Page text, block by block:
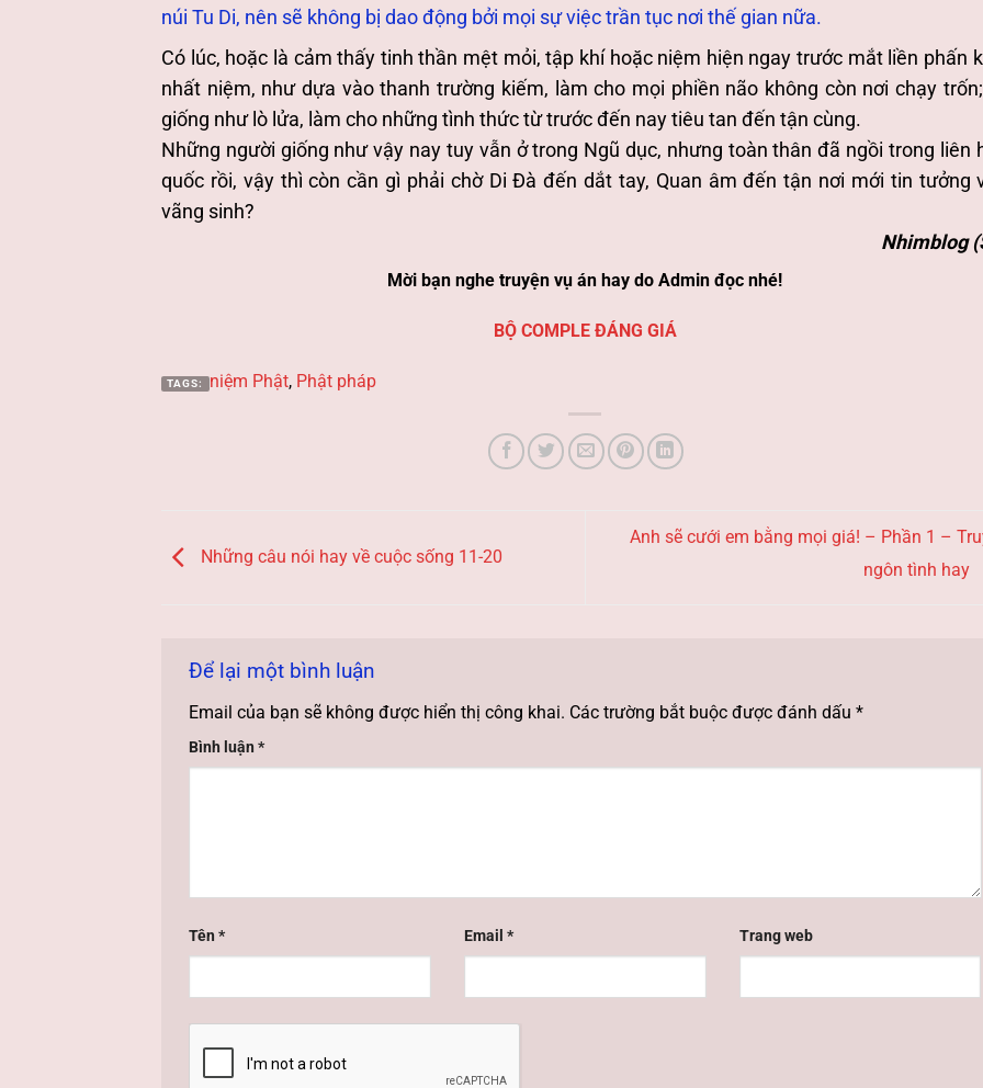
núi Tu Di, nên sẽ không bị dao động bởi mọi sự việc trần tục nơi thế gian nữa.
Có lúc, hoặc là cảm thấy tinh thần mệt mỏi, tập khí hoặc niệm hiện ngay trước mắt liền phấn
nhất niệm, như dựa vào thanh trường kiếm, làm cho mọi phiền não không còn nơi chạy
giống như lò lửa, làm cho những tình thức từ trước đến nay tiêu tan đến tận cùng.
Những người giống như vậy nay tuy vẫn ở trong Ngũ dục, nhưng toàn thân đã ngồi trong liên
quốc rồi, vậy thì còn cần gì phải chờ Di Đà đến dắt tay, Quan âm đến tận nơi mới tin tưởng
vãng sinh?
Nhimblog
Mời bạn nghe truyện vụ án hay do Admin đọc nhé!
BỘ COMPLE ĐÁNG GIÁ
TAGS: niệm Phật, Phật pháp
Những câu nói hay về cuộc sống 11-20
Anh sẽ cưới em bằng mọi giá! – Phần 1 –
ngôn tình hay
Để lại một bình luận
Email của bạn sẽ không được hiển thị công khai. Các trường bắt buộc được đánh dấu *
Bình luận *
Tên * Email * Trang web